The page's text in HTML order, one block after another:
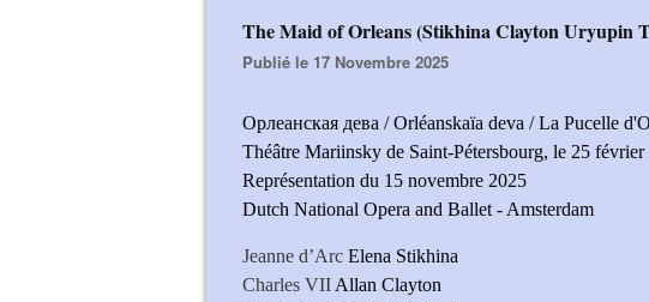
The Maid of Orleans (Stikhina Clayton Uryupin
Publié le 17 Novembre 2025
Орлеанская дева / Orléanskaïa deva / La Pucelle
Théâtre Mariinsky de Saint-Pétersbourg, le 25 février
Représentation du 15 novembre 2025
Dutch National Opera and Ballet - Amsterdam
Jeanne d’Arc Elena Stikhina
Charles VII Allan Clayton